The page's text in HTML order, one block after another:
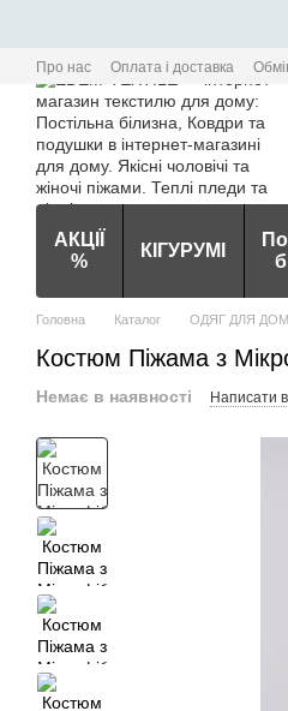
Про нас Оплата і доставка
АКЦІЇ
%
КІГУРУМІ
Головна Каталог ОДЯГ ДЛЯ
Костюм Піжама з
Немає в наявності Написати